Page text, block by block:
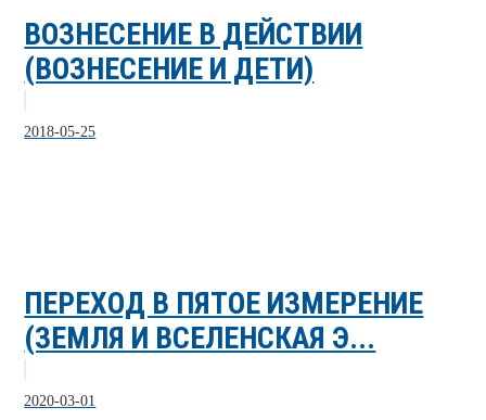
ВОЗНЕСЕНИЕ В ДЕЙСТВИИ
(ВОЗНЕСЕНИЕ И ДЕТИ)
2018-05-25
ПЕРЕХОД В ПЯТОЕ ИЗМЕРЕНИЕ
(ЗЕМЛЯ И ВСЕЛЕНСКАЯ Э...
2020-03-01